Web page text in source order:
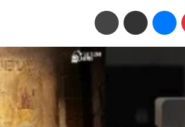
بينتيريست ماسنجر مشاركة عبر البريد